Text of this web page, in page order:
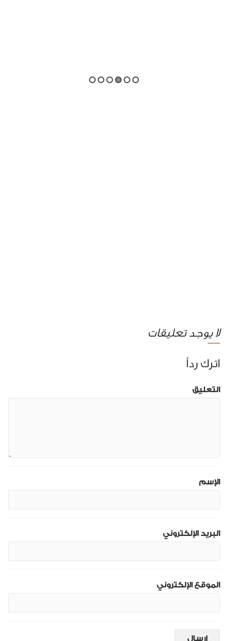
لا يوجد تعليقات
اترك رداً
التعليق
الإسم
البريد الإلكتروني
الموقع الإلكتروني